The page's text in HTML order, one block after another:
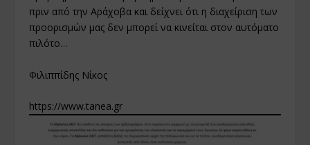
πριν από την Αράχοβα και δείχνει ότι η διαχείριση των
προορισμών μας δεν μπορεί να κινείται στον αυτόματο
πιλότο…
Φιλιππίδης Νίκος
https://www.tanea.gr